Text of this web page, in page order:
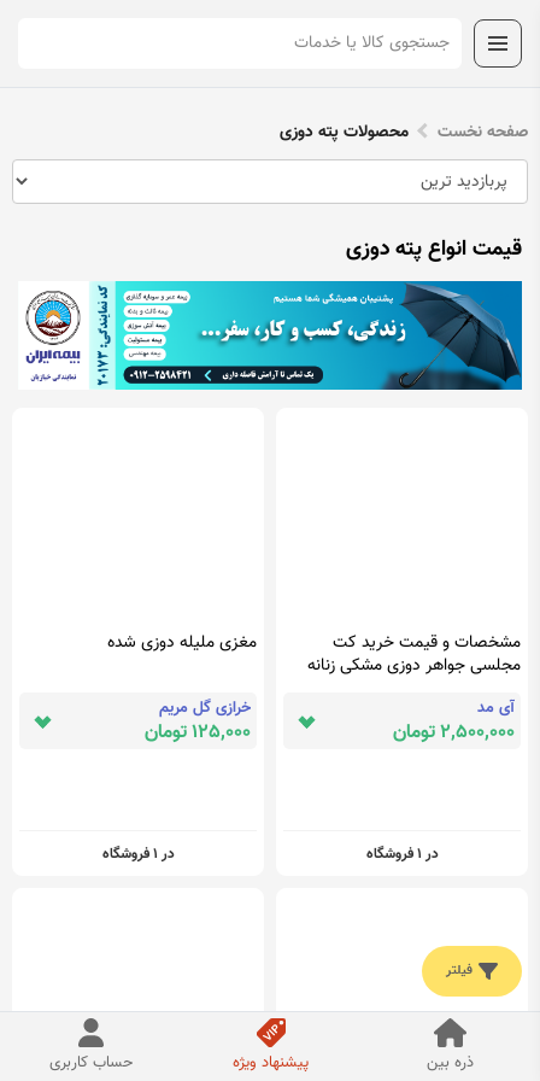
صفحه نخست محصولات پته دوزی
قیمت انواع پته دوزی
مشخصات و قیمت خرید کت
مجلسی جواهر دوزی مشکی زنانه
آی مد
2,500,000 تومان
در 1 فروشگاه
مغزی ملیله دوزی شده
خرازی گل مریم
125,000 تومان
در 1 فروشگاه
فیلتر
ذره بین پیشنهاد ویژه حساب کاربری